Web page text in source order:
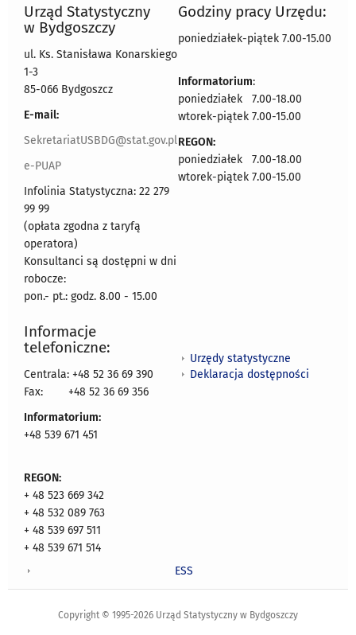
Urząd Statystyczny
w Bydgoszczy
ul. Ks. Stanisława Konarskiego
1-3
85-066 Bydgoszcz
E-mail:
SekretariatUSBDG@stat.gov.pl
e-PUAP
Infolinia Statystyczna: 22 279
99 99
(opłata zgodna z taryfą
operatora)
Konsultanci są dostępni w dni
robocze:
pon.- pt.: godz. 8.00 - 15.00
Godziny pracy Urzędu:
poniedziałek-piątek 7.00-15.00
Informatorium:
poniedziałek 7.00-18.00
wtorek-piątek 7.00-15.00
REGON:
poniedziałek 7.00-18.00
wtorek-piątek 7.00-15.00
Informacje
telefoniczne:
Centrala: +48 52 36 69 390
Fax:
+48 52 36 69 356
Informatorium:
+48 539 671 451
REGON:
+ 48 523 669 342
+ 48 532 089 763
+ 48 539 697 511
+ 48 539 671 514
Urzędy statystyczne
Deklaracja dostępności
ESS
Copyright © 1995-2026 Urząd Statystyczny w Bydgoszczy